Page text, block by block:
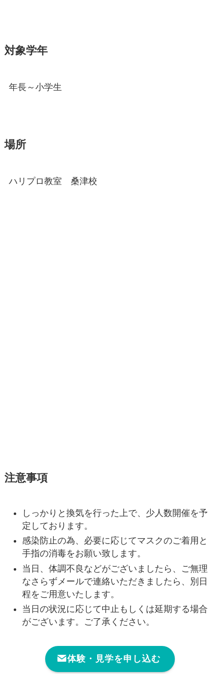
対象学年
年長～小学生
場所
ハリプロ教室 桑津校
注意事項
しっかりと換気を行った上で、少人数開催を予
定しております。
感染防止の為、必要に応じてマスクのご着用と
手指の消毒をお願い致します。
当日、体調不良などがございましたら、ご無理
なさらずメールで連絡いただきましたら、別日
程をご用意いたします。
当日の状況に応じて中止もしくは延期する場合
がございます。ご了承ください。
体験・見学を申し込む